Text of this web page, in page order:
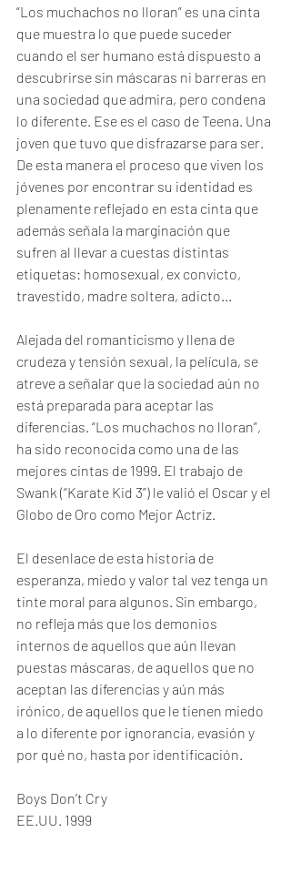
“Los muchachos no lloran” es una cinta
que muestra lo que puede suceder
cuando el ser humano está dispuesto a
descubrirse sin máscaras ni barreras en
una sociedad que admira, pero condena
lo diferente. Ese es el caso de Teena. Una
joven que tuvo que disfrazarse para ser.
De esta manera el proceso que viven los
jóvenes por encontrar su identidad es
plenamente reflejado en esta cinta que
además señala la marginación que
sufren al llevar a cuestas distintas
etiquetas: homosexual, ex convicto,
travestido, madre soltera, adicto...
Alejada del romanticismo y llena de
crudeza y tensión sexual, la película, se
atreve a señalar que la sociedad aún no
está preparada para aceptar las
diferencias. “Los muchachos no lloran”,
ha sido reconocida como una de las
mejores cintas de 1999. El trabajo de
Swank (“Karate Kid 3”) le valió el Oscar y el
Globo de Oro como Mejor Actriz.
El desenlace de esta historia de
esperanza, miedo y valor tal vez tenga un
tinte moral para algunos. Sin embargo,
no refleja más que los demonios
internos de aquellos que aún llevan
puestas máscaras, de aquellos que no
aceptan las diferencias y aún más
irónico, de aquellos que le tienen miedo
a lo diferente por ignorancia, evasión y
por qué no, hasta por identificación.
Boys Don’t Cry
EE.UU. 1999